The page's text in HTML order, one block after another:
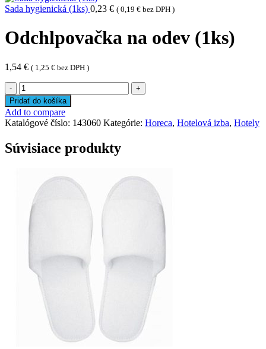
Sada hygienická (1ks) 0,23 € ( 0,19 € bez DPH )
Odchlpovačka na odev (1ks)
1,54 € ( 1,25 € bez DPH )
množstvo
Odchlpovačka
na
odev
(1ks)
Pridať do košíka
Add to compare
Katalógové číslo: 143060 Kategórie: Horeca, Hotelová izba, Hotely
Súvisiace produkty